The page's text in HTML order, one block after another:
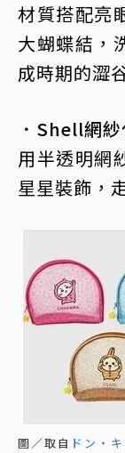
材質搭配亮
大蝴蝶結，
成時期的澀
．Shell網
用半透明網
星星裝飾，
圖／取自 ドン・